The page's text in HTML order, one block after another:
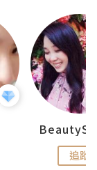
追蹤